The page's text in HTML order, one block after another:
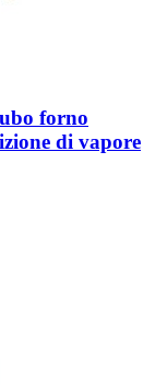
forno
di vapore